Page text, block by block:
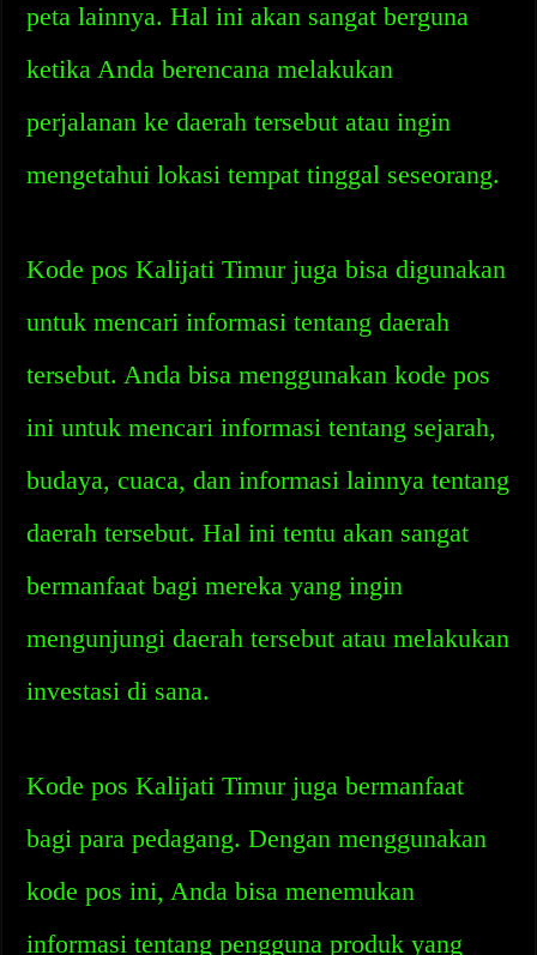
peta lainnya. Hal ini akan sangat berguna
ketika Anda berencana melakukan
perjalanan ke daerah tersebut atau ingin
mengetahui lokasi tempat tinggal seseorang.
Kode pos Kalijati Timur juga bisa digunakan
untuk mencari informasi tentang daerah
tersebut. Anda bisa menggunakan kode pos
ini untuk mencari informasi tentang sejarah,
budaya, cuaca, dan informasi lainnya tentang
daerah tersebut. Hal ini tentu akan sangat
bermanfaat bagi mereka yang ingin
mengunjungi daerah tersebut atau melakukan
investasi di sana.
Kode pos Kalijati Timur juga bermanfaat
bagi para pedagang. Dengan menggunakan
kode pos ini, Anda bisa menemukan
informasi tentang pengguna produk yang